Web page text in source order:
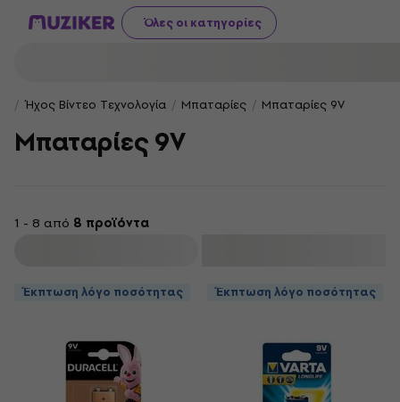
Όλες οι κατηγορίες
Ήχος Βίντεο Τεχνολογία Μπαταρίες Μπαταρίες 9V
Μπαταρίες 9V
1 - 8 από 8 προϊόντα
Έκπτωση λόγο ποσότητας Έκπτωση λόγο ποσότητας